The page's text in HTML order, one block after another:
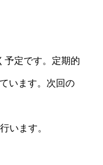
予定です。定期的
います。次回の
います。